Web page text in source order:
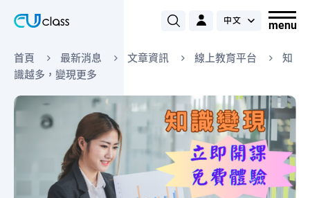
首頁 最新消息 文章資訊 線上教育平台
知
識越多，變現更多